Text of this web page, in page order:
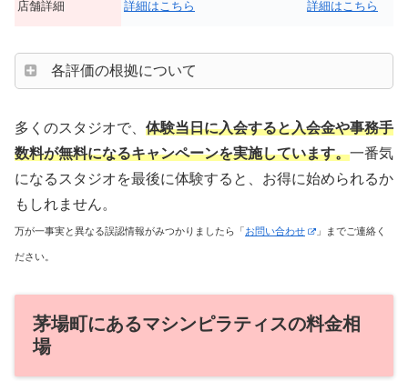
店舗詳細 詳細はこちら 詳細はこちら
各評価の根拠について
多くのスタジオで、 体験当日に入会すると入会金や事務手
数料が無料になるキャンペーンを実施しています。一番気
になるスタジオを最後に体験すると、お得に始められるか
もしれません。
万が一事実と異なる誤認情報がみつかりましたら「お問い合わせ 」までご連絡く
ださい。
茅場町にあるマシンピラティスの料金相
場